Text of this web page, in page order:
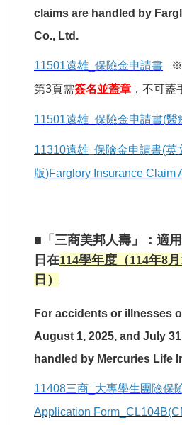
claims are handled by
Co., Ltd.
11501遠雄_ 保險金申請書 ※
第3頁需簽名並蓋章 ，不可蓋
11501遠雄_ 保險金申請書(醫
11310遠雄_ 保險金申請書(英
版)Farglory Insurance Claim
■「三商美邦人壽」：適
日在114學年度 （114年8
日）
For accidents or illnesses
August 1, 2025, and July
handled by Mercuries Life
11408三商_ 大專學生團險保
Application